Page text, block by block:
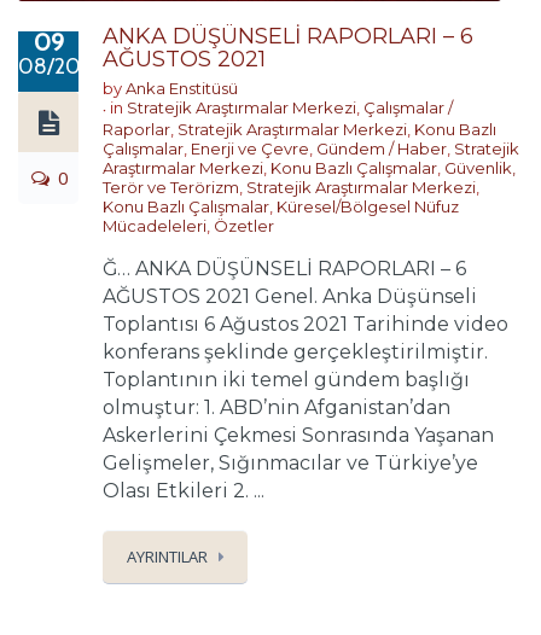
09
08/2021
0
ANKA DÜŞÜNSELİ RAPORLARI – 6
AĞUSTOS 2021
byAnka Enstitüsü
in Stratejik Araştırmalar Merkezi Çalışmalar /
Raporlar Stratejik Araştırmalar Merkezi Konu Bazlı
Çalışmalar Enerji ve Çevre Gündem / Haber Stratejik
Araştırmalar Merkezi Konu Bazlı Çalışmalar Güvenlik,
Terör ve Terörizm Stratejik Araştırmalar Merkezi
Konu Bazlı Çalışmalar Küresel/Bölgesel Nüfuz
Mücadeleleri Özetler
Ğ… ANKA DÜŞÜNSELİ RAPORLARI – 6
AĞUSTOS 2021 Genel. Anka Düşünseli
Toplantısı 6 Ağustos 2021 Tarihinde video
konferans şeklinde gerçekleştirilmiştir.
Toplantının iki temel gündem başlığı
olmuştur: 1. ABD’nin Afganistan’dan
Askerlerini Çekmesi Sonrasında Yaşanan
Gelişmeler, Sığınmacılar ve Türkiye’ye
Olası Etkileri 2. ...
AYRINTILAR